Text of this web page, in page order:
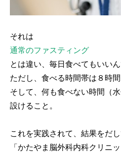
それは
通常のファスティング
とは違い、毎日食べてもいいん
ただし、食べる時間帯は８時間
そして、何も食べない時間（
設けること。
これを実践されて、結果をだし
「かたやま脳外科内科クリニ